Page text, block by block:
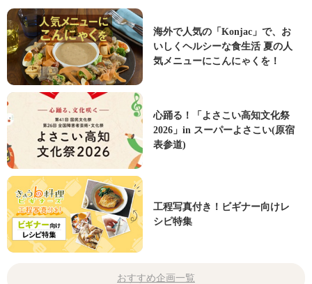
海外で人気の「Konjac」で、お
いしくヘルシーな食生活 夏の人
気メニューにこんにゃくを！
心踊る！「よさこい高知文化祭
2026」in スーパーよさこい(原宿
表参道)
工程写真付き！ビギナー向けレ
シピ特集
おすすめ企画一覧